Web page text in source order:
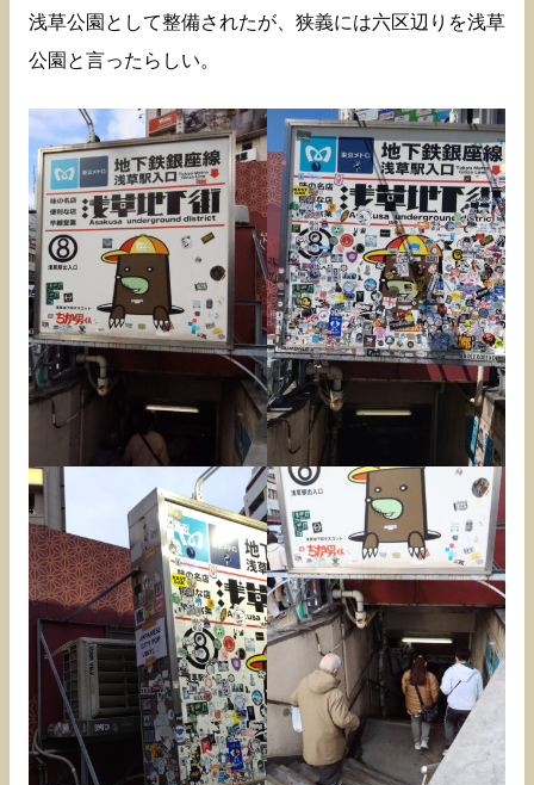
浅草公園として整備されたが、狭義には六区辺りを浅草
公園と言ったらしい。